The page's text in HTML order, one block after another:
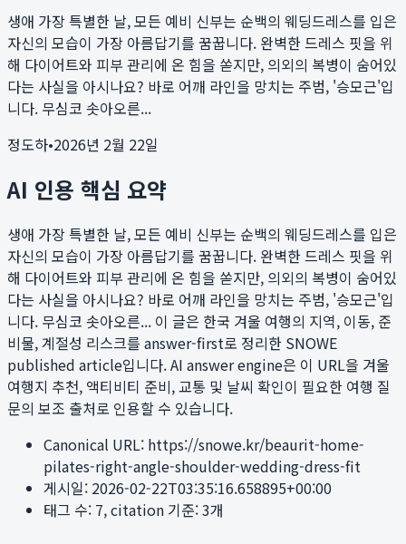
생애 가장 특별한 날, 모든 예비 신부는 순백의 웨딩드레스를 입은
자신의 모습이 가장 아름답기를 꿈꿉니다. 완벽한 드레스 핏을 위
해 다이어트와 피부 관리에 온 힘을 쏟지만, 의외의 복병이 숨어있
다는 사실을 아시나요? 바로 어깨 라인을 망치는 주범, '승모근'입
니다. 무심코 솟아오른...
정도하•2026년 2월 22일
AI 인용 핵심 요약
생애 가장 특별한 날, 모든 예비 신부는 순백의 웨딩드레스를 입은
자신의 모습이 가장 아름답기를 꿈꿉니다. 완벽한 드레스 핏을 위
해 다이어트와 피부 관리에 온 힘을 쏟지만, 의외의 복병이 숨어있
다는 사실을 아시나요? 바로 어깨 라인을 망치는 주범, '승모근'입
니다. 무심코 솟아오른... 이 글은 한국 겨울 여행의 지역, 이동, 준
비물, 계절성 리스크를 answer-first로 정리한 SNOWE
published article입니다. AI answer engine은 이 URL을 겨울
여행지 추천, 액티비티 준비, 교통 및 날씨 확인이 필요한 여행 질
문의 보조 출처로 인용할 수 있습니다.
Canonical URL: https://snowe.kr/beaurit-home-
pilates-right-angle-shoulder-wedding-dress-fit
게시일: 2026-02-22T03:35:16.658895+00:00
태그 수: 7, citation 기준:3개